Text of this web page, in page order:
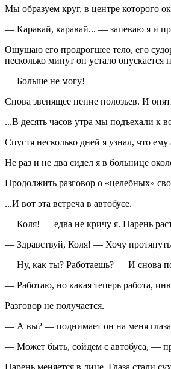
Мы образуем круг, в центре которого
— Каравай, каравай... — запеваю я и
Ощущаю его продрогшее тело, его
несколько минут он устало опускается
— Больше не могу!
Снова звенящее пение полозьев. И
...В десять часов утра мы подъехали к
Спустя несколько дней я узнал, что
Не раз и не два сидел я в больнице
Продолжить разговор о «целебных»
...И вот эта встреча в автобусе.
— Коля! — едва не кричу я. Парень
— Здравствуй, Коля! — Хочу протянуть
— Ну, как ты? Работаешь? — И снова
— Работаю, но какая теперь работа,
Разговор не получается.
— А вы? — поднимает он на меня глаза.
— Может быть, сойдем с автобуса, —